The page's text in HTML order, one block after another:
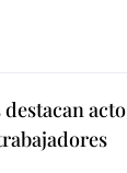
acto